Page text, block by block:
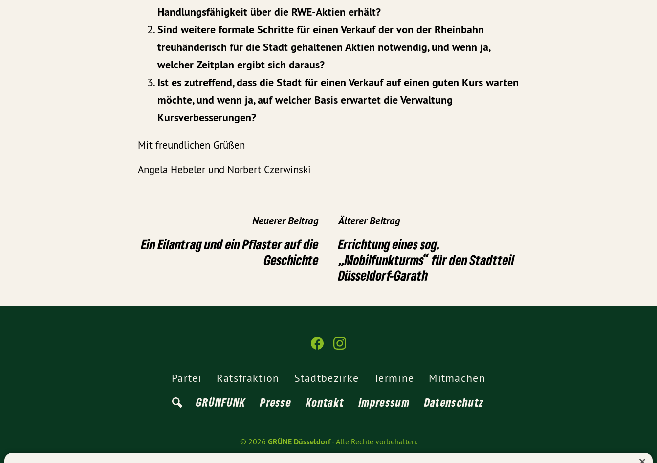
Handlungsfähigkeit über die RWE-Aktien erhält?
Sind weitere formale Schritte für einen Verkauf der von der Rheinbahn
treuhänderisch für die Stadt gehaltenen Aktien notwendig, und wenn ja,
welcher Zeitplan ergibt sich daraus?
Ist es zutreffend, dass die Stadt für einen Verkauf auf einen guten Kurs warten
möchte, und wenn ja, auf welcher Basis erwartet die Verwaltung
Kursverbesserungen?
Mit freundlichen Grüßen
Angela Hebeler und Norbert Czerwinski
Neuerer Beitrag
Ein Eilantrag und ein Pflaster auf die
Geschichte
Älterer Beitrag
Errichtung eines sog.
„Mobilfunkturms“ für den Stadtteil
Düsseldorf-Garath
Partei Ratsfraktion Stadtbezirke Termine Mitmachen
GRÜNFUNK Presse Kontakt Impressum Datenschutz
© 2026 GRÜNE Düsseldorf- Alle Rechte vorbehalten.